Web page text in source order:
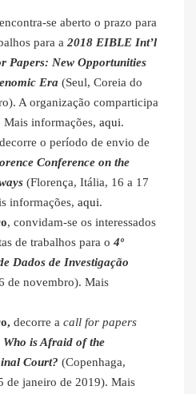
encontra-se aberto o prazo para
para a 2018 EIBLE Int’l
Papers: New Opportunities
Era (Seul, Coreia do
A organização comparticipa
Mais informações, aqui.
decorre o período de envio de
Conference on the
(Florença, Itália, 16 a 17
informações, aqui.
, convidam-se os interessados
de trabalhos para o4º
Dados de Investigação
de novembro). Mais
decorre a call for papers
Who is Afraid of the
Court? (Copenhaga,
de janeiro de 2019). Mais